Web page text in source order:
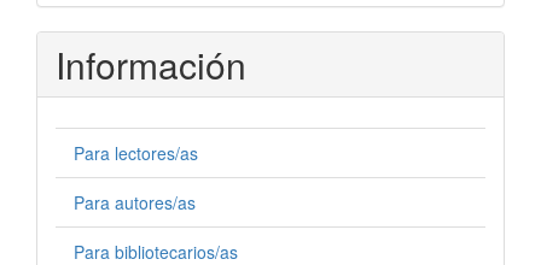
Información
Para lectores/as
Para autores/as
Para bibliotecarios/as